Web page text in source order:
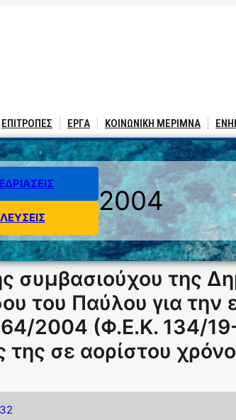
ΕΠΙΤΡΟΠΕΣ ΕΡΓΑ ΚΟΙΝΩΝΙΚΗ ΜΕΡΙΜΝΑ
2004
συμβασιούχου της
του Παύλου για
2004 (Φ.Ε.Κ. 134/
σε αορίστου